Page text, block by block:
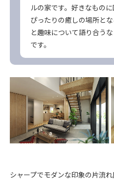
ルの家です。好きなもの
ぴったりの癒しの場所と
と趣味について語り合う
です。
シャープでモダンな印象の片流